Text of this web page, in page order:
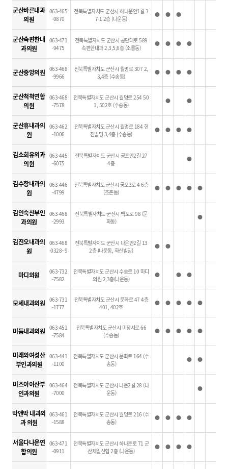
군산바른내과
의원
063-465
-0870
전북특별자치도 군산시 하나운안1길 3
7-1 2층 (나운동)
● ● ●
군산속편한내
과의원
063-471
-9475
전북특별자치도 군산시 공단대로 589
속편한내과 2,3,5,6층 (소룡동)
● ● ● ●
군산중앙의원 063-468
-9966
전북특별자치도 군산시 월명로 307 2,
3,4층 (수송동)
● ● ● ●
군산척척연합
의원
063-468
-7578
전북특별자치도 군산시 월명로 254 50
1, 502호 (수송동)
● ●
군산휴내과의
원
063-462
-1006
전북특별자치도 군산시 월명로 184 현
진빌딩 3,4층 (수송동)
● ● ● ●
김소희유외과
의원
063-445
-6075
전북특별자치도 군산시 궁포안2길 27
4층
●
김수항내과의
원
063-446
-4799
전북특별자치도 군산시 궁포3로 4 6층
(조촌동)
● ● ● ● ●
김인숙산부인
과의원
063-468
-2993
전북특별자치도 군산시 백토로 98 (문
화동)
●
김진오내과의
원
063-468
-0328~9
전북특별자치도 군산시 나운안2길 13
2층 (나운동, 화산빌딩)
● ●
마디의원
063-732
-7582
전북특별자치도 군산시 수송로 10 마디
의원 2,3층(나운동)
● ● ●
모세내과의원 063-731
-1777
전북특별자치도 군산시 문화로 47 4층
401, 402호
● ● ● ● ●
미듬내과의원 063-451
-7584
전북특별자치도 군산시 미장서로 66
(수송동)
● ● ● ● ●
미래와여성산
부인과의원
063-441
-1100
전북특별자치도 군산시 문화로 164 (수
송동)
● ●
미즈아이산부
인과의원
063-464
-7000
전북특별자치도 군산시 나운2길 28 (나
운동)
●
박앤박 내과외
과 의원
063-461
-1588
전북특별자치도 군산시 월명로 216 (수
송동)
● ● ● ●
서울다나운연
합의원
063-471
-0911
전북특별자치도 군산시 하나운로 71 군
산제일신협 2층 (나운동)
● ● ● ●